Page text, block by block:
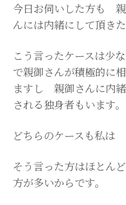
今日お伺いした方も
んには内緒にして頂き
こう言ったケースは少
で親御さんが積極的に
ますし 親御さんに内
される独身者もいます。
どちらのケースも私は
そう言った方はほとん
方が多いからです。